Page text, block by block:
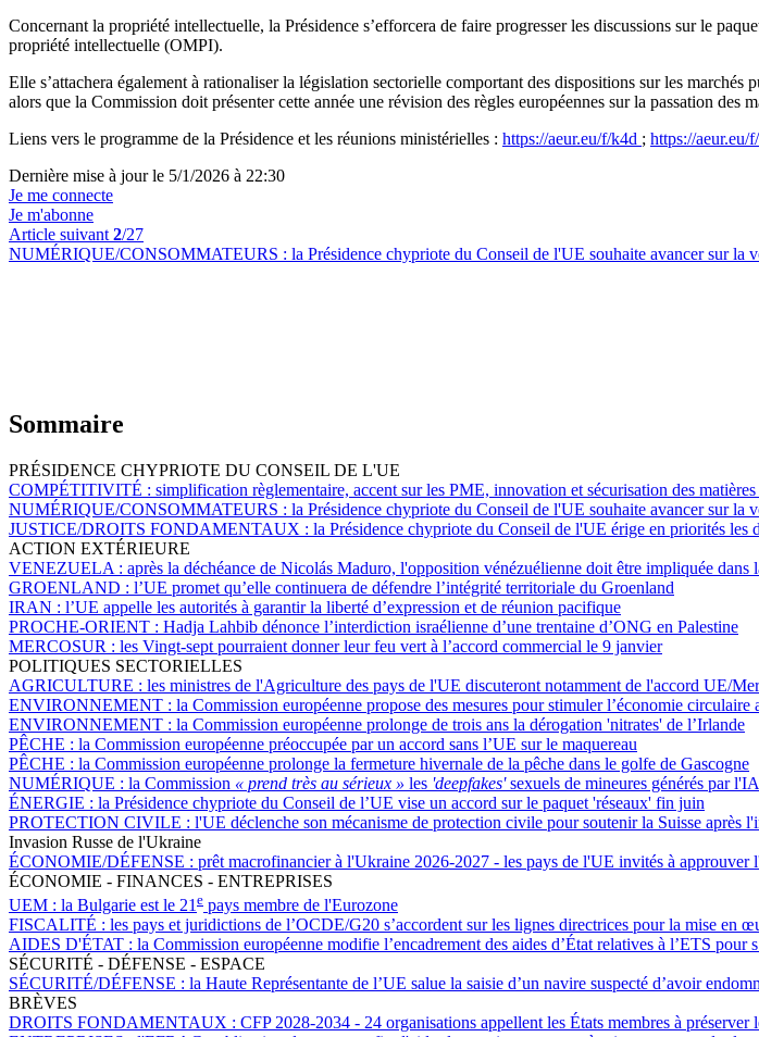
Concernant la propriété intellectuelle, la Présidence s’efforcera de faire progresser les discussions sur le
propriété intellectuelle (OMPI).
Elle s’attachera également à rationaliser la législation sectorielle comportant des dispositions sur les
alors que la Commission doit présenter cette année une révision des règles européennes sur la passation des
Liens vers le programme de la Présidence et les réunions ministérielles : https://aeur.eu/f/k4d ; https://aeur.eu/
Dernière mise à jour le 5/1/2026 à 22:30
Je me connecte
Je m'abonne
Article suivant 2/27
NUMÉRIQUE/CONSOMMATEURS : la Présidence chypriote du Conseil de l'UE souhaite avancer sur la
Sommaire
PRÉSIDENCE CHYPRIOTE DU CONSEIL DE L'UE
COMPÉTITIVITÉ : simplification règlementaire, accent sur les PME, innovation et sécurisation des
NUMÉRIQUE/CONSOMMATEURS : la Présidence chypriote du Conseil de l'UE souhaite avancer sur la
JUSTICE/DROITS FONDAMENTAUX : la Présidence chypriote du Conseil de l'UE érige en priorités
ACTION EXTÉRIEURE
VENEZUELA : après la déchéance de Nicolás Maduro, l'opposition vénézuélienne doit être impliquée
GROENLAND : l’UE promet qu’elle continuera de défendre l’intégrité territoriale du Groenland
IRAN : l’UE appelle les autorités à garantir la liberté d’expression et de réunion pacifique
PROCHE-ORIENT : Hadja Lahbib dénonce l’interdiction israélienne d’une trentaine d’ONG en Palestine
MERCOSUR : les Vingt-sept pourraient donner leur feu vert à l’accord commercial le 9 janvier
POLITIQUES SECTORIELLES
AGRICULTURE : les ministres de l'Agriculture des pays de l'UE discuteront notamment de l'accord UE/
ENVIRONNEMENT : la Commission européenne propose des mesures pour stimuler l’économie circulaire
ENVIRONNEMENT : la Commission européenne prolonge de trois ans la dérogation 'nitrates' de l’Irlande
PÊCHE : la Commission européenne préoccupée par un accord sans l’UE sur le maquereau
PÊCHE : la Commission européenne prolonge la fermeture hivernale de la pêche dans le golfe de Gascogne
NUMÉRIQUE : la Commission « prend très au sérieux » les 'deepfakes'sexuels de mineures générés par
ÉNERGIE : la Présidence chypriote du Conseil de l’UE vise un accord sur le paquet 'réseaux' fin juin
PROTECTION CIVILE : l'UE déclenche son mécanisme de protection civile pour soutenir la Suisse après
Invasion Russe de l'Ukraine
ÉCONOMIE/DÉFENSE : prêt macrofinancier à l'Ukraine 2026-2027 - les pays de l'UE invités à approuver
ÉCONOMIE - FINANCES - ENTREPRISES
UEM : la Bulgarie est le 21e pays membre de l'Eurozone
FISCALITÉ : les pays et juridictions de l’OCDE/G20 s’accordent sur les lignes directrices pour la mise en
AIDES D'ÉTAT : la Commission européenne modifie l’encadrement des aides d’État relatives à l’ETS pour
SÉCURITÉ - DÉFENSE - ESPACE
SÉCURITÉ/DÉFENSE : la Haute Représentante de l’UE salue la saisie d’un navire suspecté d’avoir
BRÈVES
DROITS FONDAMENTAUX : CFP 2028-2034 - 24 organisations appellent les États membres à préserver